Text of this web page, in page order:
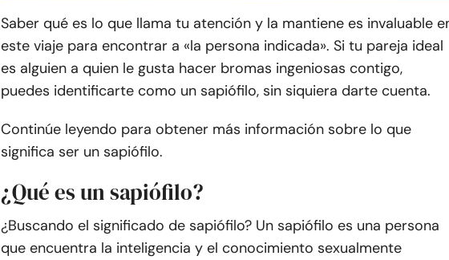
Saber qué es lo que llama tu atención y la mantiene es invaluable
este viaje para encontrar a «la persona indicada». Si tu pareja ideal
es alguien a quien le gusta hacer bromas ingeniosas contigo,
puedes identificarte como un sapiófilo, sin siquiera darte cuenta.
Continúe leyendo para obtener más información sobre lo que
significa ser un sapiófilo.
¿Qué es un sapiófilo?
¿Buscando el significado de sapiófilo? Un sapiófilo es una persona
que encuentra la inteligencia y el conocimiento sexualmente